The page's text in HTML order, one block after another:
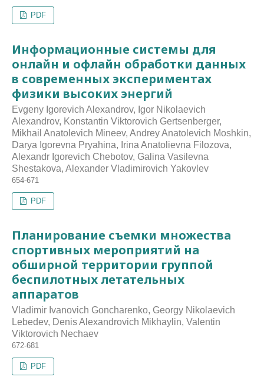
PDF
Информационные системы для
онлайн и офлайн обработки данных
в современных экспериментах
физики высоких энергий
Evgeny Igorevich Alexandrov, Igor Nikolaevich
Alexandrov, Konstantin Viktorovich Gertsenberger,
Mikhail Anatolevich Mineev, Andrey Anatolevich Moshkin,
Darya Igorevna Pryahina, Irina Anatolievna Filozova,
Alexandr Igorevich Chebotov, Galina Vasilevna
Shestakova, Alexander Vladimirovich Yakovlev
654-671
PDF
Планирование съемки множества
спортивных мероприятий на
обширной территории группой
беспилотных летательных
аппаратов
Vladimir Ivanovich Goncharenko, Georgy Nikolaevich
Lebedev, Denis Alexandrovich Mikhaylin, Valentin
Viktorovich Nechaev
672-681
PDF